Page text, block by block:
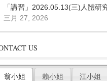
「講習」2026.05.13(三)人體研
三月 27, 2026
US
翁小姐 賴小姐 江小姐